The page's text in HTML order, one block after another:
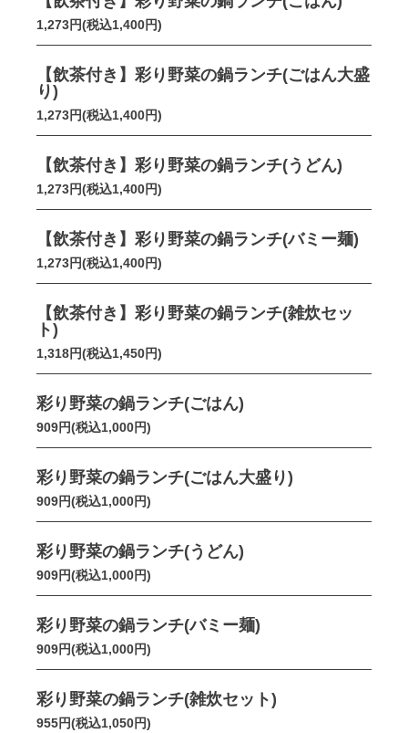
1,273円(税込1,400円)
【飲茶付き】彩り野菜の鍋ランチ(ごはん大盛
り)
1,273円(税込1,400円)
【飲茶付き】彩り野菜の鍋ランチ(うどん)
1,273円(税込1,400円)
【飲茶付き】彩り野菜の鍋ランチ(バミー麺)
1,273円(税込1,400円)
【飲茶付き】彩り野菜の鍋ランチ(雑炊セッ
ト)
1,318円(税込1,450円)
彩り野菜の鍋ランチ(ごはん)
909円(税込1,000円)
彩り野菜の鍋ランチ(ごはん大盛り)
909円(税込1,000円)
彩り野菜の鍋ランチ(うどん)
909円(税込1,000円)
彩り野菜の鍋ランチ(バミー麺)
909円(税込1,000円)
彩り野菜の鍋ランチ(雑炊セット)
955円(税込1,050円)